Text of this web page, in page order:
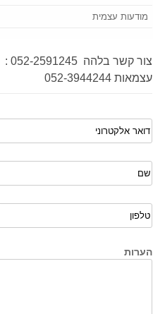
מודעות עצמית
צור קשר בלהה 052-2591245 :
עצמאות 052-3944244
הערות